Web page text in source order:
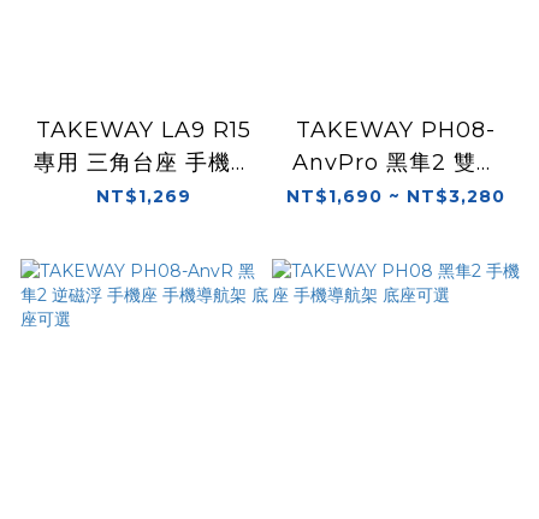
TAKEWAY LA9 R15
專用 三角台座 手機架
底座 完整組 手機導航
NT$1,269
TAKEWAY PH08-
AnvPro 黑隼2 雙磁
浮 手機座 手機導航架
NT$1,690 ~ NT$3,280